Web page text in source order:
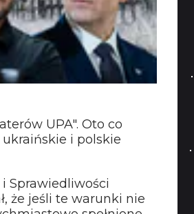
UPA". Oto co
ukraińskie i polskie
i Sprawiedliwości
że jeśli te warunki nie